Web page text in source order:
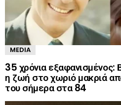
MEDIA
35 χρόνια εξαφανισμένος:
η ζωή στο χωριό μακριά
του σήμερα στα 84